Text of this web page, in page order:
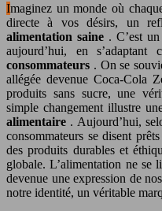
Imaginez un monde où chaque produit alimentaire est une réponse
directe à vos désirs, un
alimentation saine . C’est
aujourd’hui, en s’adaptant
consommateurs . On se
allégée devenue Coca-Cola
produits sans sucre, une
simple changement illustre
alimentaire . Aujourd’hui,
consommateurs se disent
des produits durables et
globale. L’alimentation ne se
devenue une expression de
notre identité, un véritable